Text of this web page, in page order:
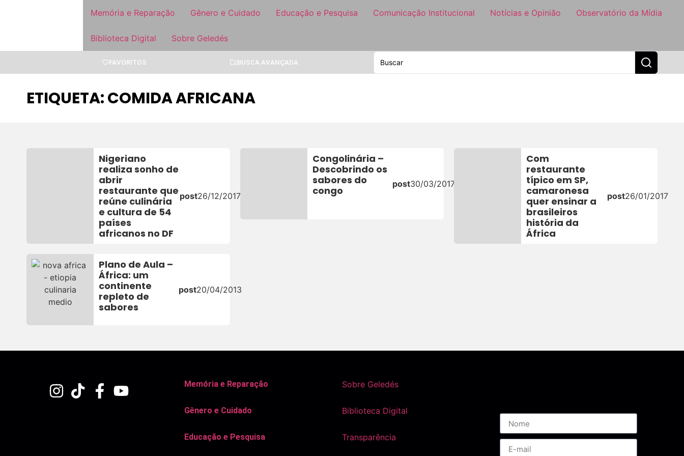
Memória e Reparação Gênero e Cuidado Educação e Pesquisa Comunicação Institucional Notícias e Opinião Observatório da Mídia
Biblioteca Digital Sobre Geledés
FAVORITOS BUSCA AVANÇADA
ETIQUETA: COMIDA AFRICANA
Nigeriano
realiza sonho de
abrir
restaurante que
reúne culinária
e cultura de 54
países
africanos no DF
post26/12/2017
Congolinária –
Descobrindo os
sabores do
congo
post30/03/2017
Com
restaurante
típico em SP,
camaronesa
quer ensinar a
brasileiros
história da
África
post26/01/2017
Plano de Aula –
África: um
continente
repleto de
sabores
post20/04/2013
Memória e Reparação
Gênero e Cuidado
Educação e Pesquisa
Sobre Geledés
Biblioteca Digital
Transparência